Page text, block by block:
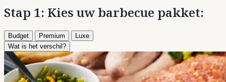
Stap 1: Kies uw barbecue pakket:
Budget Premium
Luxe
Wat is het verschil?